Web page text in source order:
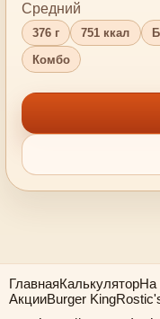
Средний
376 г 751 ккал
Комбо
ГлавнаяКалькуляторНа
АкцииBurger King